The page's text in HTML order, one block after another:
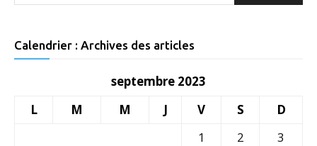
Calendrier : Archives des articles
septembre 2023
L
M M J V S
D
1
2
3